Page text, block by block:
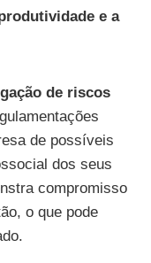
e a
de riscos
de possíveis
dos seus
compromisso
o que pode